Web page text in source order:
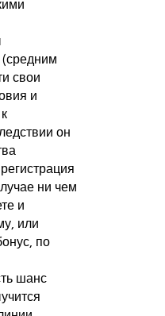
свои
и
он
ни чем
и
или
по
шанс